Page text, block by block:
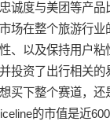
诚度与美团等产
场在整个旅游行
、以及保持用户
投资了出行相关
买下整个赛道，
的市值是近600